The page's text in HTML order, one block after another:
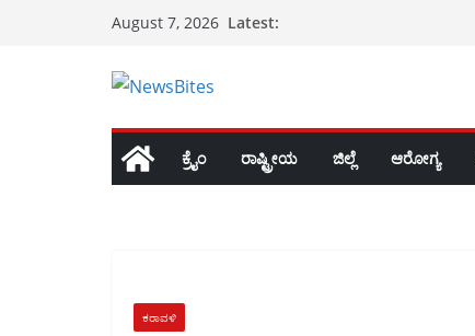
August 7, 2026 Latest:
ಕ್ರೈಂ ರಾಷ್ಟ್ರೀಯ ಜಿಲ್ಲೆ ಆರೋಗ್ಯ
ಕರಾವಳಿ